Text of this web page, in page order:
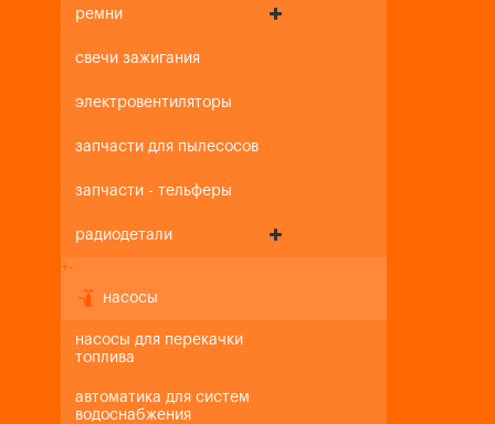
ремни
свечи зажигания
электровентиляторы
запчасти для пылесосов
запчасти - тельферы
радиодетали
+-
насосы
насосы для перекачки
топлива
автоматика для систем
водоснабжения